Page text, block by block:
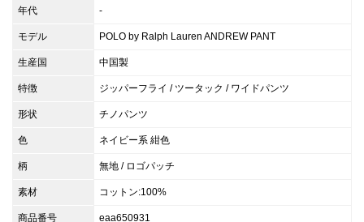
年代 -
モデル POLO by Ralph Lauren ANDREW PANT
生産国 中国製
特徴 ジッパーフライ / ツータック / ワイドパンツ
形状 チノパンツ
色 ネイビー系 紺色
柄 無地 / ロゴパッチ
素材 コットン:100%
商品番号 eaa650931